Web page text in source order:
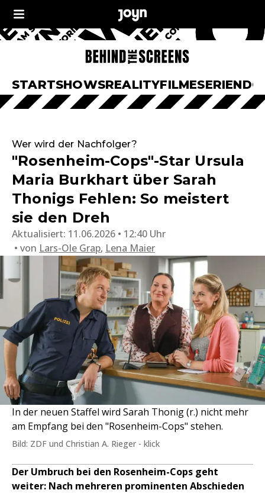
STARTSHOWSREALITYFILMESERIEN
Wer wird der Nachfolger?
"Rosenheim-Cops"-Star Ursula
Maria Burkhart über Sarah
Thonigs Fehlen: So meistert
sie den Dreh
Aktualisiert: 11.06.2026 • 12:40 Uhr
von Lars-Ole Grap, Lena Maier
In der neuen Staffel wird Sarah Thonig (r.) nicht mehr
am Empfang bei den "Rosenheim-Cops" stehen.
Bild: ZDF und Christian A. Rieger - klick
Der Umbruch bei den Rosenheim-Cops geht
weiter: Nach mehreren prominenten Abschieden